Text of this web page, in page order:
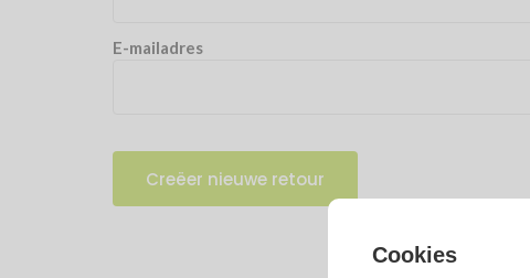
E-mailadres
Creëer nieuwe retour
Cookies